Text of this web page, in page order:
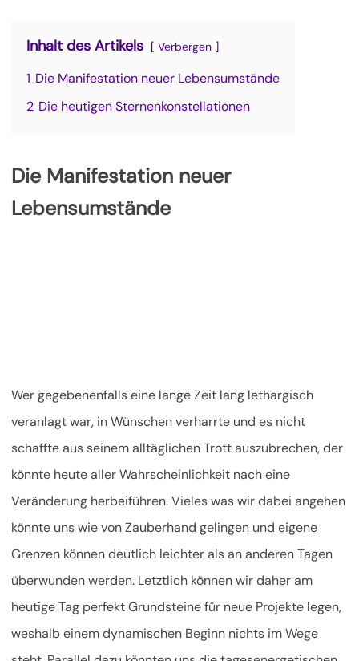
Inhalt des Artikels Verbergen
1 Die Manifestation neuer Lebensumstände
2 Die heutigen Sternenkonstellationen
Die Manifestation neuer
Lebensumstände
Wer gegebenenfalls eine lange Zeit lang lethargisch
veranlagt war, in Wünschen verharrte und es nicht
schaffte aus seinem alltäglichen Trott auszubrechen, der
könnte heute aller Wahrscheinlichkeit nach eine
Veränderung herbeiführen. Vieles was wir dabei angehen
könnte uns wie von Zauberhand gelingen und eigene
Grenzen können deutlich leichter als an anderen Tagen
überwunden werden. Letztlich können wir daher am
heutige Tag perfekt Grundsteine für neue Projekte legen,
weshalb einem dynamischen Beginn nichts im Wege